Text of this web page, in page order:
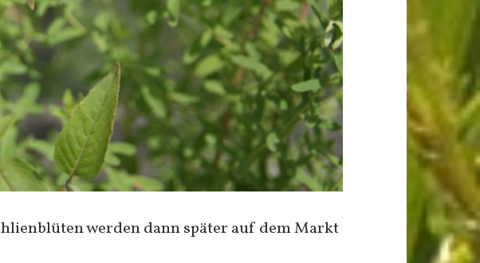
werden dann später auf dem Markt